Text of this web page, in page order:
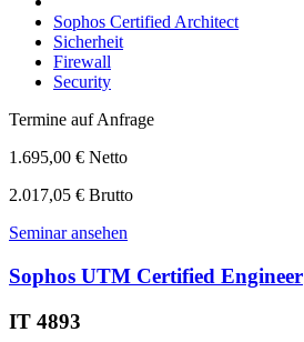
Sophos Certified Architect
Sicherheit
Firewall
Security
Termine auf Anfrage
1.695,00 € Netto
2.017,05 € Brutto
Seminar ansehen
Sophos UTM Certified Engineer
IT 4893